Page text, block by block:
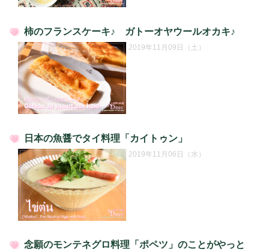
投
稿
日:
柿のフランスケーキ♪ ガトーオヤウールオカキ♪
2019年11月09日（土）
投
日:
日本の魚醤でタイ料理「カイトゥン」
2019年11月06日（水）
念願のモンテネグロ料理「ポペツ」のことがやっと